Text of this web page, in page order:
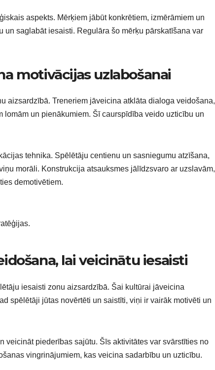
aspekts. Mērķiem jābūt konkrētiem, izmērāmiem un
un saglabāt iesaisti. Regulāra šo mērķu pārskatīšana var
motivācijas uzlabošanai
aizsardzībā. Treneriem jāveicina atklāta dialoga veidošana,
un pienākumiem. Šī caurspīdība veido uzticību un
tehnika. Spēlētāju centienu un sasniegumu atzīšana,
morāli. Konstrukcija atsauksmes jālīdzsvaro ar uzslavām,
demotivētiem.
lai veicinātu iesaisti
iesaisti zonu aizsardzībā. Šai kultūrai jāveicina
spēlētāji jūtas novērtēti un saistīti, viņi ir vairāk motivēti un
veicināt piederības sajūtu. Šīs aktivitātes var svārstīties no
vingrinājumiem, kas veicina sadarbību un uzticību.